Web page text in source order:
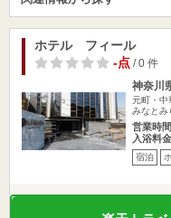
ホテル フィール
-点/ 0 件
神奈川
元町・中
みなとみ
営業時間
入浴料
宿泊